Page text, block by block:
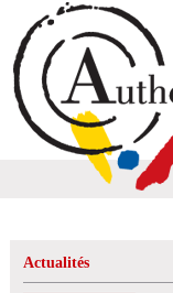
Actualités